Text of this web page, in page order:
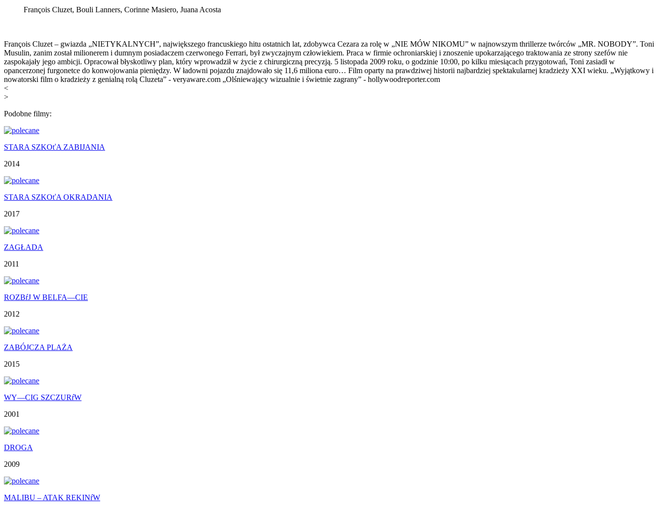
François Cluzet, Bouli Lanners, Corinne Masiero, Juana Acosta
François Cluzet – gwiazda „NIETYKALNYCH”, największego francuskiego hitu ostatnich lat, zdobywca Cezara za rolę w „NIE MÓW NIKOMU” w najnowszym thrillerze twórców „MR. NOBODY”. Toni
Musulin, zanim został milionerem i dumnym posiadaczem czerwonego Ferrari, był zwyczajnym człowiekiem. Praca w firmie ochroniarskiej i znoszenie upokarzającego traktowania ze strony szefów nie
zaspokajały jego ambicji. Opracował błyskotliwy plan, który wprowadził w życie z chirurgiczną precyzją. 5 listopada 2009 roku, o godzinie 10:00, po kilku miesiącach przygotowań, Toni zasiadł w
opancerzonej furgonetce do konwojowania pieniędzy. W ładowni pojazdu znajdowało się 11,6 miliona euro… Film oparty na prawdziwej historii najbardziej spektakularnej kradzieży XXI wieku. „Wyjątkowy i
nowatorski film o kradzieży z genialną rolą Cluzeta” - veryaware.com „Olśniewający wizualnie i świetnie zagrany” - hollywoodreporter.com
<
>
Podobne filmy:
STARA SZKOťA ZABIJANIA
2014
STARA SZKOťA OKRADANIA
2017
ZAGŁADA
2011
ROZBŕJ W BELFA—CIE
2012
ZABÓJCZA PLAŻA
2015
WY—CIG SZCZURŕW
2001
DROGA
2009
MALIBU – ATAK REKINŕW